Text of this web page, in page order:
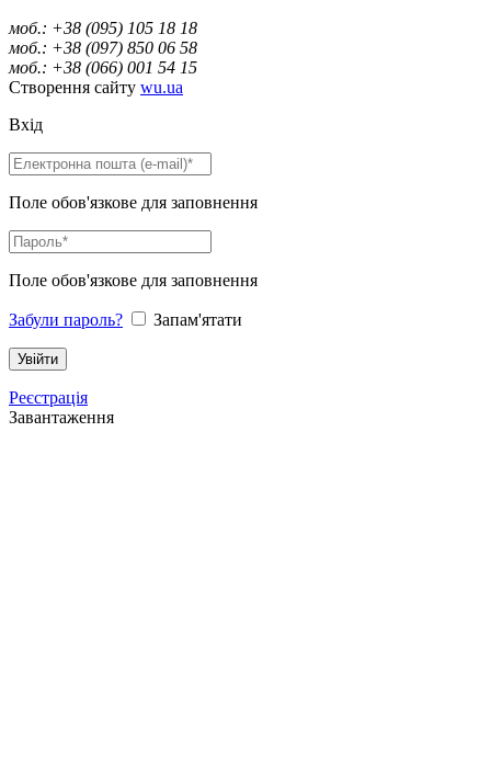
моб.: +38 (095) 105 18 18
моб.: +38 (097) 850 06 58
моб.: +38 (066) 001 54 15
Створення сайту wu.ua
Вхід
Поле обов'язкове для заповнення
Поле обов'язкове для заповнення
Забули пароль? Запам'ятати
Реєстрація
Завантаження